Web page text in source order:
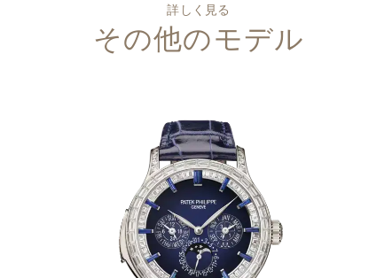
詳しく見る
その他のモデル